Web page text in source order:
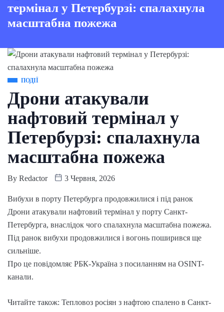
термінал у Петербурзі: спалахнула
масштабна пожежа
ПОДІЇ
Дрони атакували
нафтовий термінал у
Петербурзі: спалахнула
масштабна пожежа
By Redactor 3 Червня, 2026
Вибухи в порту Петербурга продовжилися і під ранок
Дрони атакували нафтовий термінал у порту Санкт-
Петербурга, внаслідок чого спалахнула масштабна пожежа.
Під ранок вибухи продовжилися і вогонь поширився ще
сильніше.
Про це повідомляє РБК-Україна з посиланням на OSINT-
канали.
Читайте також: Тепловоз росіян з нафтою спалено в Санкт-